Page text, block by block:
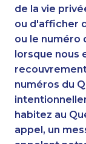
1-780-420-2394
1-780-421-5105
1-905-916-2023
1-604-282-0617
1-780-420-2388
1-780-969-8961
1-437-900-0353
1-437-900-0343
1-587-328-6623
de la vie
ou d'afficher
ou le numéro
lorsque nous
numéros du
habitez au
appel, un